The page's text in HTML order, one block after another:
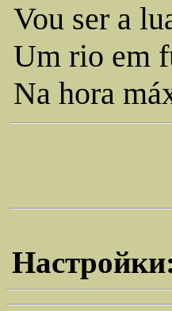
Vou ser a
Um rio em
Na hora